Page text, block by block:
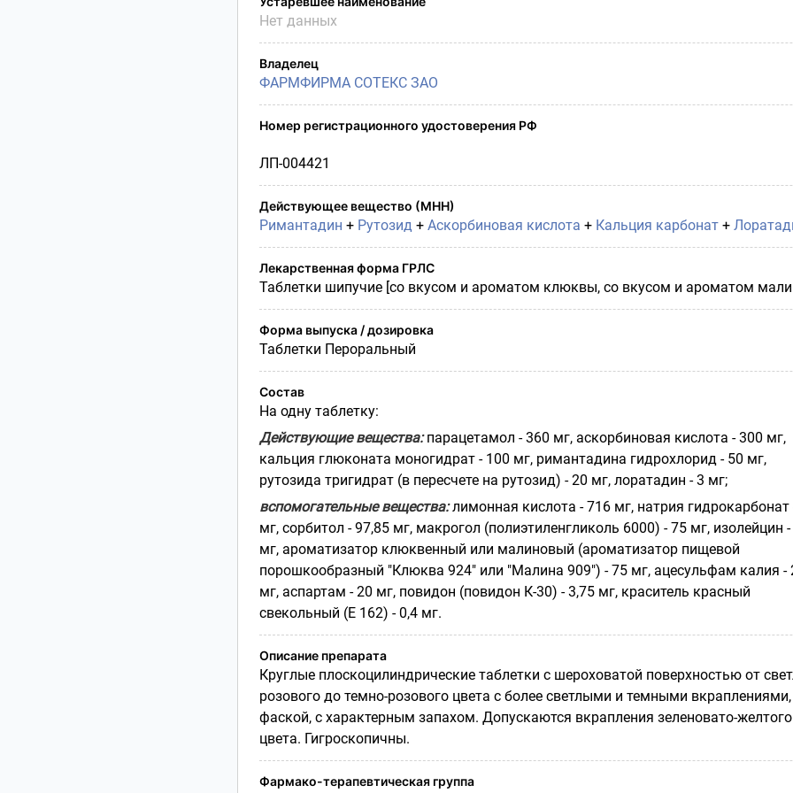
Нет данных
Владелец
ФАРМФИРМА СОТЕКС ЗАО
Номер регистрационного удостоверения РФ
ЛП-004421
Действующее вещество (МНН)
Римантадин + Рутозид + Аскорбиновая кислота + Кальция карбонат+
Лекарственная форма ГРЛС
Таблетки шипучие [со вкусом и ароматом клюквы, со вкусом и ароматом
Форма выпуска / дозировка
Таблетки Пероральный
Состав
На одну таблетку:
Действующие вещества:парацетамол - 360 мг, аскорбиновая кислота - 300 мг,
кальция глюконата моногидрат - 100 мг, римантадина гидрохлорид - 50 мг,
рутозида тригидрат (в пересчете на рутозид) - 20 мг, лоратадин - 3 мг;
вспомогательные вещества:лимонная кислота - 716 мг, натрия гидрокарбонат
мг, сорбитол - 97,85 мг, макрогол (полиэтиленгликоль 6000) - 75 мг, изолейцин
мг, ароматизатор клюквенный или малиновый (ароматизатор пищевой
порошкообразный "Клюква 924" или "Малина 909") - 75 мг, ацесульфам калия -
мг, аспартам - 20 мг, повидон (повидон К-30) - 3,75 мг, краситель красный
свекольный (Е 162) - 0,4 мг.
Описание препарата
Круглые плоскоцилиндрические таблетки с шероховатой поверхностью от
розового до темно-розового цвета с более светлыми и темными вкраплениями,
фаской, с характерным запахом. Допускаются вкрапления зеленовато-желтого
цвета. Гигроскопичны.
Фармако-терапевтическая группа